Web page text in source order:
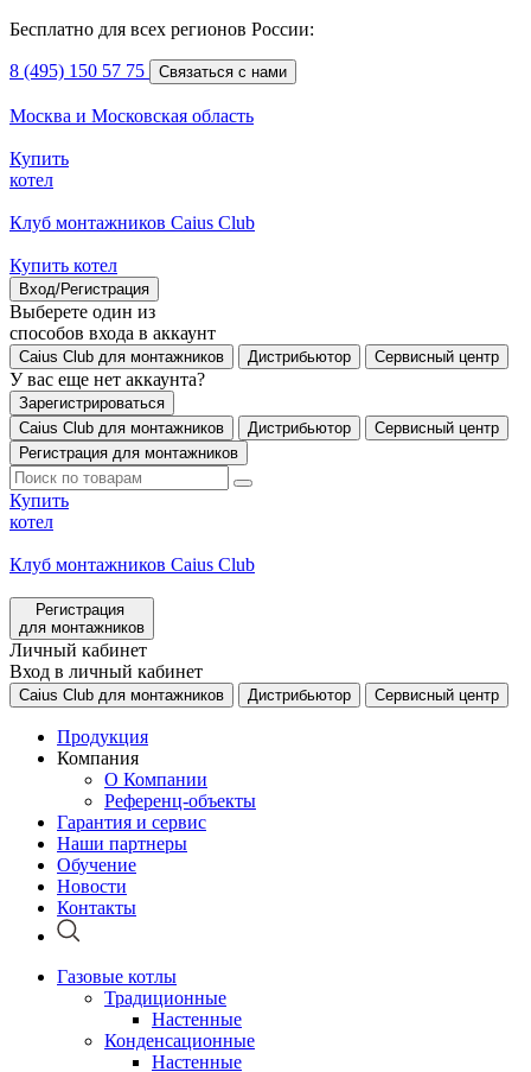
Бесплатно для всех регионов России:
8 (495) 150 57 75 Связаться с нами
Москва и Московская область
Купить
котел
Клуб монтажников Caius Club
Купить котел
Вход/Регистрация
Выберете один из
способов входа в аккаунт
Caius Club для монтажников Дистрибьютор Сервисный центр
У вас еще нет аккаунта?
Зарегистрироваться
Caius Club для монтажников
Дистрибьютор
Сервисный центр
Регистрация для монтажников
Купить
котел
Клуб монтажников Caius Club
Регистрация
для монтажников
Личный кабинет
Вход в личный кабинет
Caius Club для монтажников Дистрибьютор Сервисный центр
Продукция
Компания
О Компании
Референц-объекты
Гарантия и сервис
Наши партнеры
Обучение
Новости
Контакты
Газовые котлы
Традиционные
Настенные
Конденсационные
Настенные